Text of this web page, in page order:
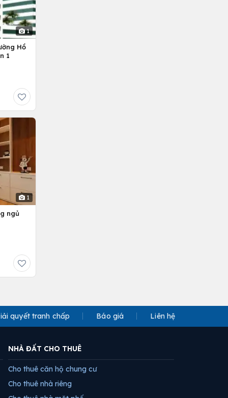
1
Hồ
1
1
ngủ
quyết tranh chấp Báo giá Liên hệ
NHÀ ĐẤT CHO THUÊ
Cho thuê căn hộ chung cư
Cho thuê nhà riêng